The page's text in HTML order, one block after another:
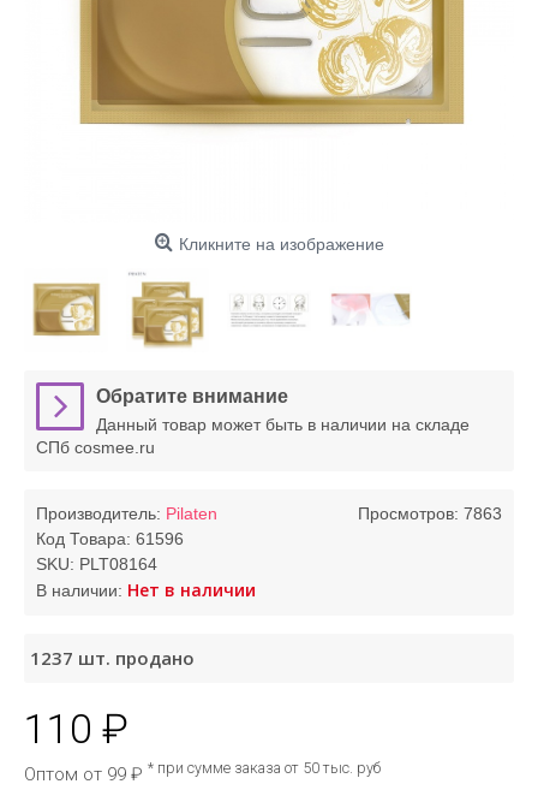
Кликните на изображение
Обратите внимание
Данный товар может быть в наличии на складе
СПб cosmee.ru
Просмотров: 7863
Производитель: Pilaten
Код Товара: 61596
SKU: PLT08164
В наличии: Нет в наличии
1237 шт. продано
110 ₽
Оптом от 99 ₽ * при сумме заказа от 50 тыс. руб